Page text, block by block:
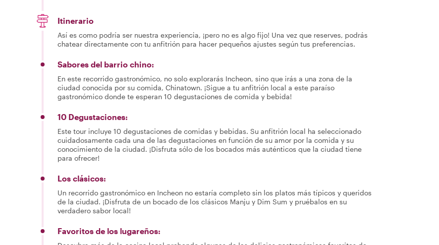
Itinerario
Así es como podría ser nuestra experiencia, ¡pero no es algo fijo! Una vez que reserves, podrás
chatear directamente con tu anfitrión para hacer pequeños ajustes según tus preferencias.
Sabores del barrio chino:
En este recorrido gastronómico, no solo explorarás Incheon, sino que irás a una zona de la
ciudad conocida por su comida, Chinatown. ¡Sigue a tu anfitrión local a este paraíso
gastronómico donde te esperan 10 degustaciones de comida y bebida!
10 Degustaciones:
Este tour incluye 10 degustaciones de comidas y bebidas. Su anfitrión local ha seleccionado
cuidadosamente cada una de las degustaciones en función de su amor por la comida y su
conocimiento de la ciudad. ¡Disfruta sólo de los bocados más auténticos que la ciudad tiene
para ofrecer!
Los clásicos:
Un recorrido gastronómico en Incheon no estaría completo sin los platos más típicos y queridos
de la ciudad. ¡Disfruta de un bocado de los clásicos Manju y Dim Sum y pruébalos en su
verdadero sabor local!
Favoritos de los lugareños: